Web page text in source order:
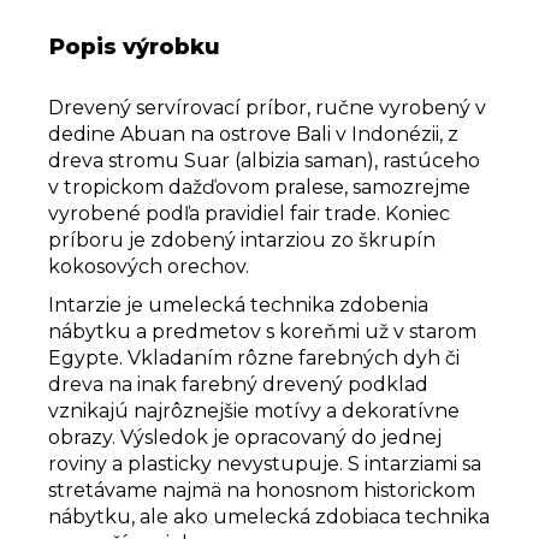
Popis výrobku
Drevený servírovací príbor, ručne vyrobený v
dedine Abuan na ostrove Bali v Indonézii, z
dreva stromu Suar (albizia saman), rastúceho
v tropickom dažďovom pralese, samozrejme
vyrobené podľa pravidiel fair trade. Koniec
príboru je zdobený intarziou zo škrupín
kokosových orechov.
Intarzie je umelecká technika zdobenia
nábytku a predmetov s koreňmi už v starom
Egypte. Vkladaním rôzne farebných dyh či
dreva na inak farebný drevený podklad
vznikajú najrôznejšie motívy a dekoratívne
obrazy. Výsledok je opracovaný do jednej
roviny a plasticky nevystupuje. S intarziami sa
stretávame najmä na honosnom historickom
nábytku, ale ako umelecká zdobiaca technika